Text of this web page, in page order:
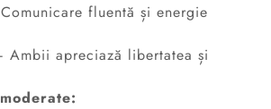
fluentă și energie
Ambii apreciază libertatea și